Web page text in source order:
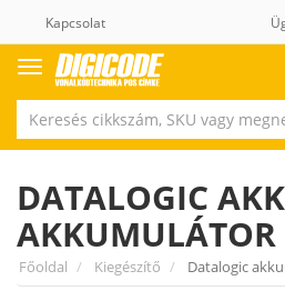
Kapcsolat
Termék
kategóriák
DATALOGIC
AKKUMULÁTOR
Főoldal Kiegészítő Datalogic